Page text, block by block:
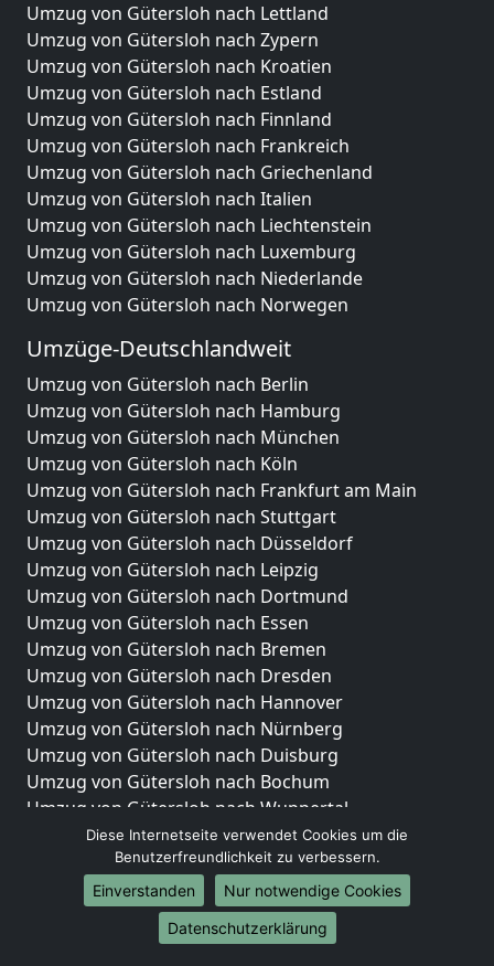
Umzug von Gütersloh nach Lettland
Umzug von Gütersloh nach Zypern
Umzug von Gütersloh nach Kroatien
Umzug von Gütersloh nach Estland
Umzug von Gütersloh nach Finnland
Umzug von Gütersloh nach Frankreich
Umzug von Gütersloh nach Griechenland
Umzug von Gütersloh nach Italien
Umzug von Gütersloh nach Liechtenstein
Umzug von Gütersloh nach Luxemburg
Umzug von Gütersloh nach Niederlande
Umzug von Gütersloh nach Norwegen
Umzüge-Deutschlandweit
Umzug von Gütersloh nach Berlin
Umzug von Gütersloh nach Hamburg
Umzug von Gütersloh nach München
Umzug von Gütersloh nach Köln
Umzug von Gütersloh nach Frankfurt am Main
Umzug von Gütersloh nach Stuttgart
Umzug von Gütersloh nach Düsseldorf
Umzug von Gütersloh nach Leipzig
Umzug von Gütersloh nach Dortmund
Umzug von Gütersloh nach Essen
Umzug von Gütersloh nach Bremen
Umzug von Gütersloh nach Dresden
Umzug von Gütersloh nach Hannover
Umzug von Gütersloh nach Nürnberg
Umzug von Gütersloh nach Duisburg
Umzug von Gütersloh nach Bochum
Umzug von Gütersloh nach Wuppertal
Umzug von Gütersloh nach Bielefeld
Umzug von Gütersloh nach Bonn
Umzug von Gütersloh nach Münster
Internationale-Umzüge
Diese Internetseite verwendet Cookies um die
Benutzerfreundlichkeit zu verbessern.
Einverstanden
Nur notwendige Cookies
Datenschutzerklärung